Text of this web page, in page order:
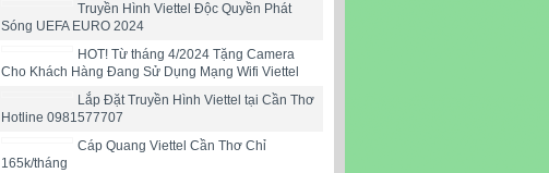
Truyền Hình Viettel Độc Quyền Phát
Sóng UEFA EURO 2024
HOT! Từ tháng 4/2024 Tặng Camera
Cho Khách Hàng Đang Sử Dụng Mạng Wifi Viettel
Lắp Đặt Truyền Hình Viettel tại Cần Thơ
Hotline 0981577707
Cáp Quang Viettel Cần Thơ Chỉ
165k/tháng